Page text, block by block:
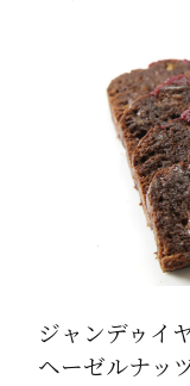
ジャンデゥ
ヘーゼルナッ